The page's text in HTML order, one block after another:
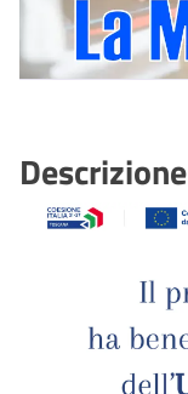
Descrizione